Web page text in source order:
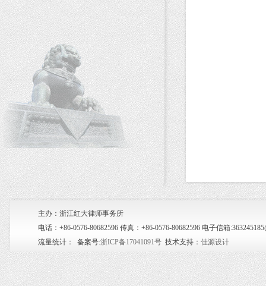
主办：浙江红大律师事务所
电话：+86-0576-80682596 传真：+86-0576-80682596 电子信箱
流量统计：
备案号:浙ICP备17041091号技术支持： 佳源设计